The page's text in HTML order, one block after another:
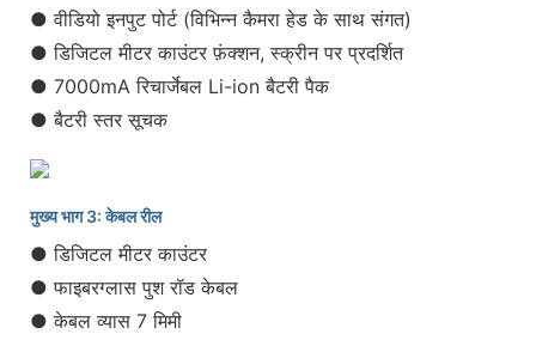
● वीडियो इनपुट पोर्ट (विभिन्न कैमरा हेड के साथ संगत)
● डिजिटल मीटर काउंटर फ़ंक्शन, स्क्रीन पर प्रदर्शित
● 7000mA रिचार्जेबल Li-ion बैटरी पैक
● बैटरी स्तर सूचक
मुख्य भाग 3: केबल रील
● डिजिटल मीटर काउंटर
● फाइबरग्लास पुश रॉड केबल
● केबल व्यास 7 मिमी